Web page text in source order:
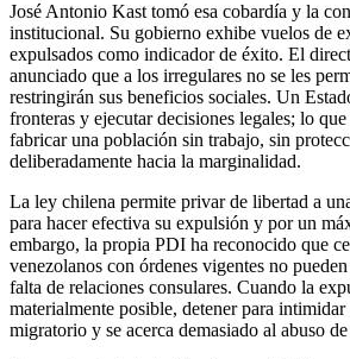
José Antonio Kast tomó esa cobardía y la
institucional. Su gobierno exhibe vuelos de
expulsados como indicador de éxito. El
anunciado que a los irregulares no se les
restringirán sus beneficios sociales. Un
fronteras y ejecutar decisiones legales; lo
fabricar una población sin trabajo, sin
deliberadamente hacia la marginalidad.
La ley chilena permite privar de libertad a
para hacer efectiva su expulsión y por un
embargo, la propia PDI ha reconocido que
venezolanos con órdenes vigentes no
falta de relaciones consulares. Cuando la
materialmente posible, detener para
migratorio y se acerca demasiado al abuso